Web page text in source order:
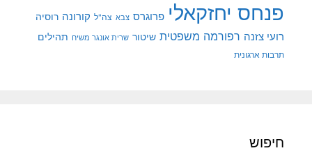
פנחס יחזקאלי פרוגרס צבא צה"ל קורונה רוסיה
רועי צזנה רפורמה משפטית שיטור שרית אונגר משיח תהילים
תרבות ארגונית
חיפוש